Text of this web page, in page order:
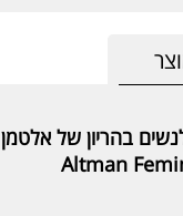
בהריון של אלטמן
Altman